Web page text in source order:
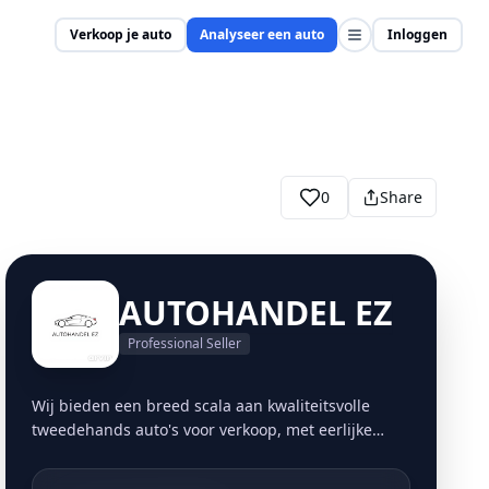
Verkoop je auto Analyseer een auto Inloggen
0 Share
AUTOHANDEL EZ
Professional Seller
Wij bieden een breed scala aan kwaliteitsvolle
tweedehands auto's voor verkoop, met eerlijke
een moeiteloze en handige manier om uw auto te